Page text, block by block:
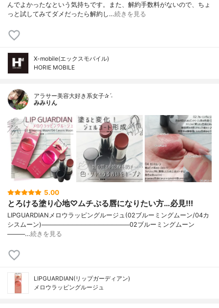
んでよかったなという気持ちです。また、解約手数料がないので、ちょ
っと試してみてダメだったら解約し…続きを見る
X-mobile(エックスモバイル)
HORIE MOBILE
アラサー美容大好き系女子✰ˊ˗
みみりん
5.00
とろける塗り心地♡ムチぷる唇になりたい方…必見!!!
LIPGUARDIANメロウラッピングルージュ(02ブルーミングムーン/04カ
シスムーン)────────────────────02ブルーミングムーン
────…続きを見る
LIPGUARDIAN(リップガーディアン)
メロウラッピングルージュ